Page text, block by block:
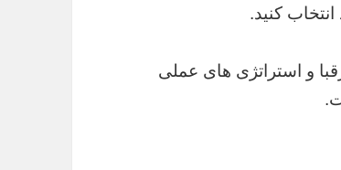
کنید.
و استراتژی های عملی